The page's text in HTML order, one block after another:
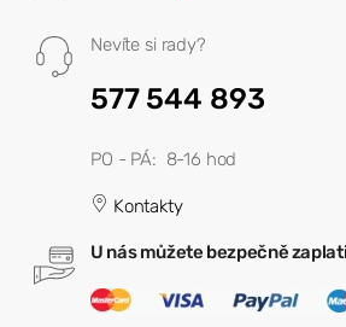
Nevíte si rady?
577 544 893
PO - PÁ: 8-16 hod
Kontakty
U nás můžete bezpečně